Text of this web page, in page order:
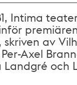
Intima
av
Per-Axel
Landgré och